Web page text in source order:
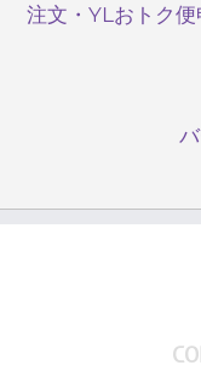
注文・YLおトク